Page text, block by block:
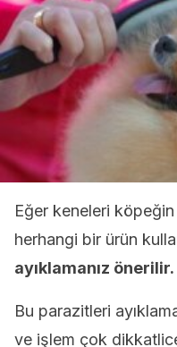
Eğer keneleri
herhangi bir ürün
ayıklamanız önerilir.
Bu parazitleri
ve işlem çok